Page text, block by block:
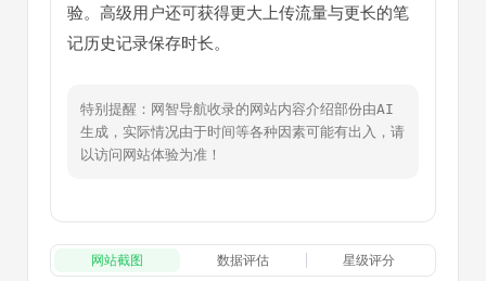
验。高级用户还可获得更大上传流量与更长的笔
记历史记录保存时长。
特别提醒：网智导航收录的网站内容介绍部份由AI
生成，实际情况由于时间等各种因素可能有出入，请
以访问网站体验为准！
网站截图 数据评估 星级评分